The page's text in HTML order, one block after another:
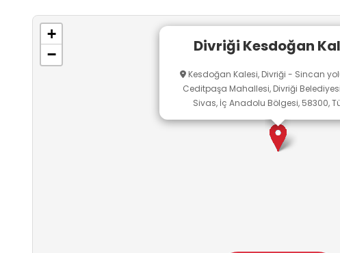
Divriği Kesdoğan
Kesdoğan Kalesi, Divriği - Sincan
Ceditpaşa Mahallesi, Divriği
Sivas, İç Anadolu Bölgesi, 58300,
+
−